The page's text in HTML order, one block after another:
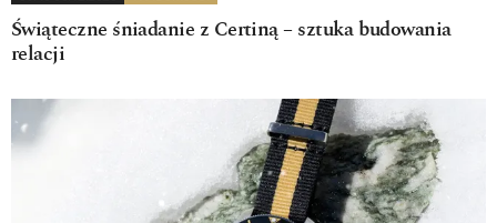
Świąteczne śniadanie z Certiną – sztuka budowania
relacji